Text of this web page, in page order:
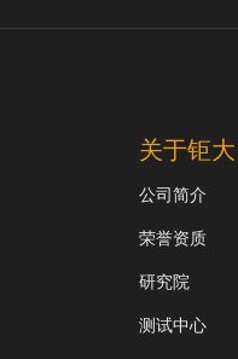
关于钜大
公司简介
荣誉资质
研究院
测试中心